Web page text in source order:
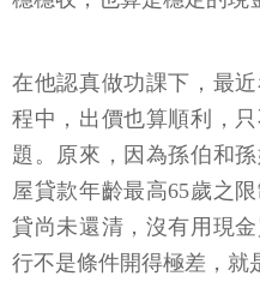
在他認真做功課下，最
程中，出價也算順利，
題。原來，因為孫伯和
屋貸款年齡最高65歲之
貸尚未還清，沒有用現
行不是條件開得極差，就